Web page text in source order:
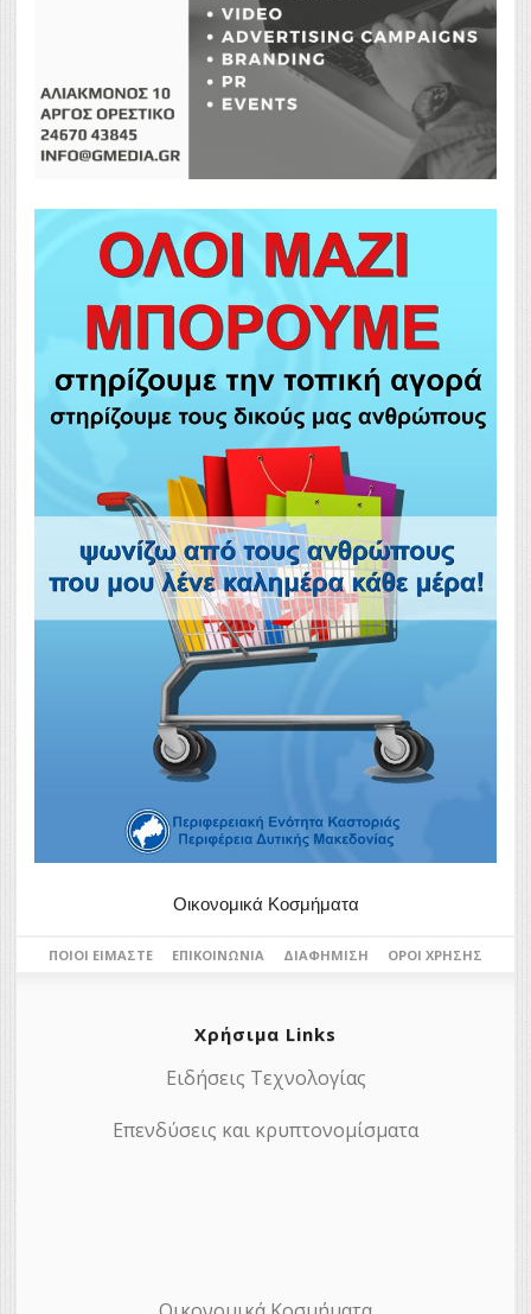
Οικονομικά Κοσμήματα
ΠΟΙΟΙ ΕΊΜΑΣΤΕ ΕΠΙΚΟΙΝΩΝΊΑ ΔΙΑΦΉΜΙΣΗ ΌΡΟΙ ΧΡΉΣΗΣ
Χρήσιμα Links
Ειδήσεις Τεχνολογίας
Επενδύσεις και κρυπτονομίσματα